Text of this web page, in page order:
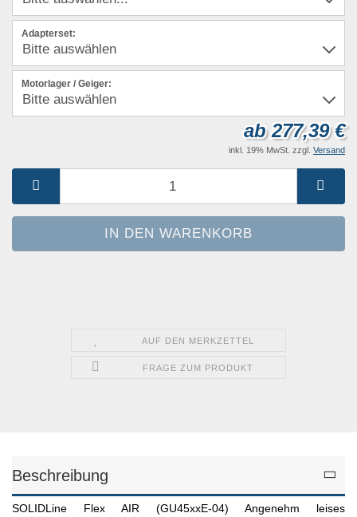
Adapterset:
Motorlager / Geiger:
ab 277,39 €
inkl. 19% MwSt. zzgl. Versand
AUF DEN MERKZETTEL
FRAGE ZUM PRODUKT
Beschreibung
SOLIDLine Flex AIR (GU45xxE-04) Angenehm leises